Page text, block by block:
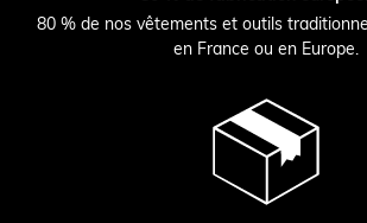
80 % de nos vêtements et outils
en France ou en Europe.